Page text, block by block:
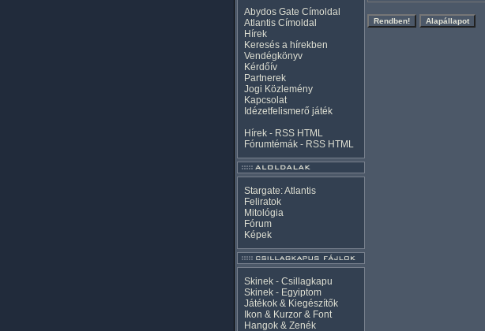
Abydos Gate Címoldal
Atlantis Címoldal
Hírek
Keresés a hírekben
Vendégkönyv
Kérdőív
Partnerek
Jogi Közlemény
Kapcsolat
Idézetfelismerő játék
Hírek - RSS HTML
Fórumtémák - RSS HTML
Stargate: Atlantis
Feliratok
Mitológia
Fórum
Képek
Skinek - Csillagkapu
Skinek - Egyiptom
Játékok & Kiegészítők
Ikon & Kurzor & Font
Hangok & Zenék